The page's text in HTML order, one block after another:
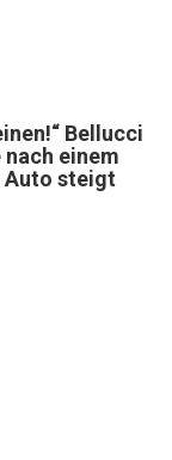
Bellucci
einem
Auto steigt